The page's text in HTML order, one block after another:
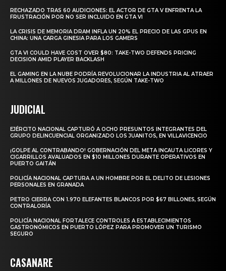
RECHAZADO TRAS 60 AUDICIONES: EL ACTOR DE GTA V ENFRENTA LA
FRUSTRACIÓN POR NO SER INCLUIDO EN GTA VI
LA CRISIS DE MEMORIA DRAM INFLA UN 20% EL PRECIO DE LAS GPUS EN
CHINA: UNA CARGA GINESIA PARA LOS GAMERS
GTA VI COULD HAVE COST OVER $80: TAKE-TWO DEFENDS PRICING
DECISION AMID PLAYER BACKLASH
EL GAMING EN LA NUBE PODRÍA REVOLUCIONAR LA INDUSTRIA AL ATRAER
A MILLONES DE NUEVOS JUGADORES, SEGÚN TAKE-TWO
JUDICIAL
EJÉRCITO NACIONAL CAPTURÓ A OCHO PRESUNTOS INTEGRANTES DEL
GRUPO DELINCUENCIAL ORGANIZADO LOS JUANITOS, EN VILLAVICENCIO
¡GOLPE AL CONTRABANDO! GOBERNACIÓN DEL META INCAUTA LICORES Y
CIGARRILLOS AVALUADOS EN $10 MILLONES DURANTE OPERATIVOS EN
PUERTO GAITÁN
POLICÍA NACIONAL CAPTURA A UN HOMBRE POR EL DELITO DE LESIONES
PERSONALES EN GRANADA
PETRO CIERRA CON 1.970 ELEFANTES BLANCOS POR $67 BILLONES, SEGÚN
CONTRALORÍA
POLICÍA NACIONAL FORTALECE CONTROLES A ESTABLECIMIENTOS
GASTRONÓMICOS EN PUERTO LÓPEZ PARA PROMOVER UN TURISMO
SEGURO
CASANARE